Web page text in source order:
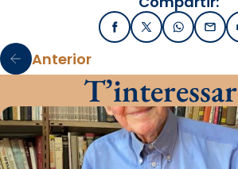
FacebookX / Twitter
Anterior